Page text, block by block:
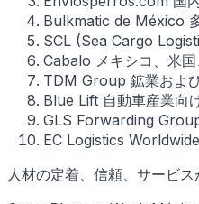
Bulkmatic de México
SCL (Sea Cargo
Cabalo メキシコ、米国
TDM Group 鉱業およ
Blue Lift 自動車産業向
GLS Forwarding
EC Logistics
人材の定着、信頼、サービ